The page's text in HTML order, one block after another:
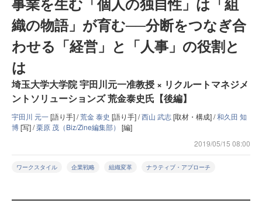
織の物語」が育む──分断をつなぎ合
わせる「経営」と「人事」の役割と
は
埼玉大学大学院 宇田川元一准教授 × リクルートマネジメ
ントソリューションズ 荒金泰史氏【後編】
宇田川 元一[語り手] /荒金 泰史 [語り手] /西山 武志[取材・構成] /和久田 知
博[写] /栗原 茂（Biz/Zine編集部） [編]
2019/05/15 08:00
ワークスタイル 企業戦略 組織変革 ナラティブ・アプローチ